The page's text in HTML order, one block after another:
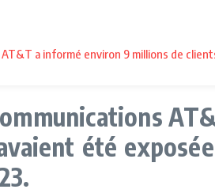
a informé environ 9 millions de
été